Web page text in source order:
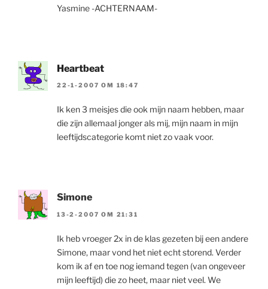
Yasmine -ACHTERNAAM-
Heartbeat
22-1-2007 OM 18:47
Ik ken 3 meisjes die ook mijn naam hebben, maar
die zijn allemaal jonger als mij, mijn naam in mijn
leeftijdscategorie komt niet zo vaak voor.
Simone
13-2-2007 OM 21:31
Ik heb vroeger 2x in de klas gezeten bij een andere
Simone, maar vond het niet echt storend. Verder
kom ik af en toe nog iemand tegen (van ongeveer
mijn leeftijd) die zo heet, maar niet veel. We